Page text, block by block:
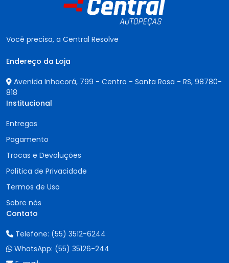
Você precisa, a Central Resolve
Endereço da Loja
Avenida Inhacorá, 799 - Centro - Santa Rosa - RS, 98780-
818
Institucional
Entregas
Pagamento
Trocas e Devoluções
Política de Privacidade
Termos de Uso
Sobre nós
Contato
Telefone: (55) 3512-6244
WhatsApp: (55) 35126-244